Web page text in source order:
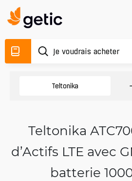
Teltonika
Teltonika
d’Actifs LTE avec
batterie